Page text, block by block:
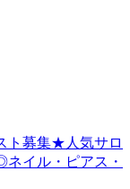
ト募集★人気サロ
イル・ピアス・